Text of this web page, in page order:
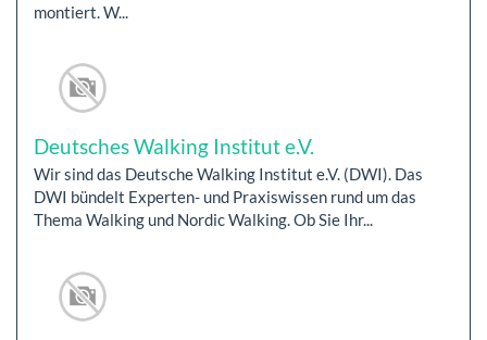
montiert. W...
Deutsches Walking Institut e.V.
Wir sind das Deutsche Walking Institut e.V. (DWI). Das
DWI bündelt Experten- und Praxiswissen rund um das
Thema Walking und Nordic Walking. Ob Sie Ihr...